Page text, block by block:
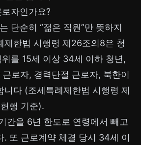
자인가요?
단순히 “젊은 직원”만 뜻하지
제한법 시행령 제26조의8은 청
를 15세 이상 34세 이하 청년,
로자, 경력단절 근로자, 북한이
니다 (조세특례제한법 시행령 제
행 기준).
간을 6년 한도로 연령에서 빼고
. 또 근로계약 체결 당시 34세 이